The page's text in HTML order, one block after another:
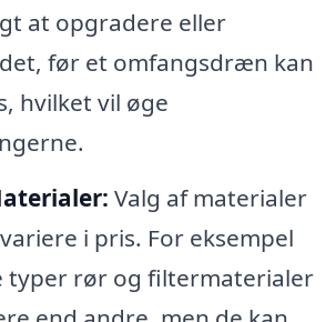
at opgradere eller
før et omfangsdræn kan
hvilket vil øge
Valg af materialer
i pris. For eksempel
typer rør og filtermaterialer